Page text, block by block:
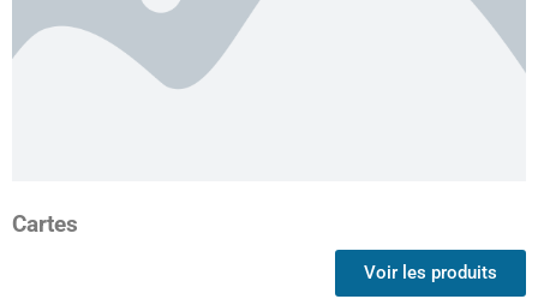
Cartes
Voir les produits